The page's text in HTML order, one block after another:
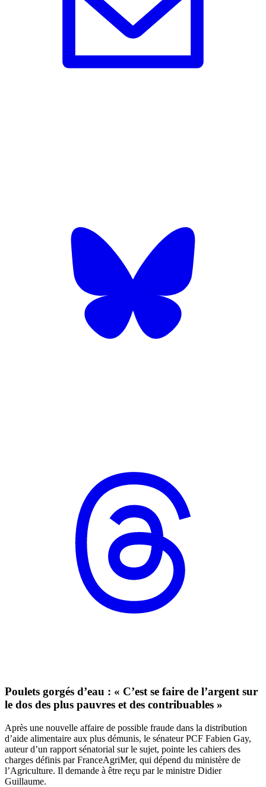
Poulets gorgés d’eau : « C’est se faire de l’argent sur
le dos des plus pauvres et des contribuables »
Après une nouvelle affaire de possible fraude dans la distribution
d’aide alimentaire aux plus démunis, le sénateur PCF Fabien Gay,
auteur d’un rapport sénatorial sur le sujet, pointe les cahiers des
charges définis par FranceAgriMer, qui dépend du ministère de
l’Agriculture. Il demande à être reçu par le ministre Didier
Guillaume.